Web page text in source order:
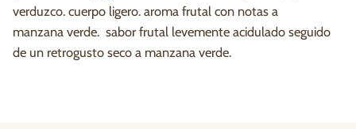
verduzco. cuerpo ligero. aroma frutal con notas a
manzana verde. sabor frutal levemente acidulado seguido
de un retrogusto seco a manzana verde.